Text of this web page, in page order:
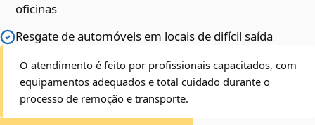
oficinas
Resgate de automóveis em locais de difícil saída
O atendimento é feito por profissionais capacitados, com
equipamentos adequados e total cuidado durante o
processo de remoção e transporte.